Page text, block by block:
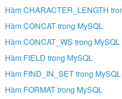
Hàm CHARACTER_LENGTH
Hàm CONCAT trong MySQL
Hàm CONCAT_WS trong MySQL
Hàm FIELD trong MySQL
Hàm FIND_IN_SET trong MySQL
Hàm FORMAT trong MySQL